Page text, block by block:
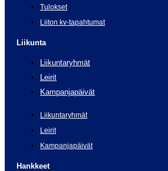
Tulokset
Liiton kv-tapahtumat
Liikunta
Liikuntaryhmät
Leirit
Kampanjapäivät
Liikuntaryhmät
Leirit
Kampanjapäivät
Hankkeet